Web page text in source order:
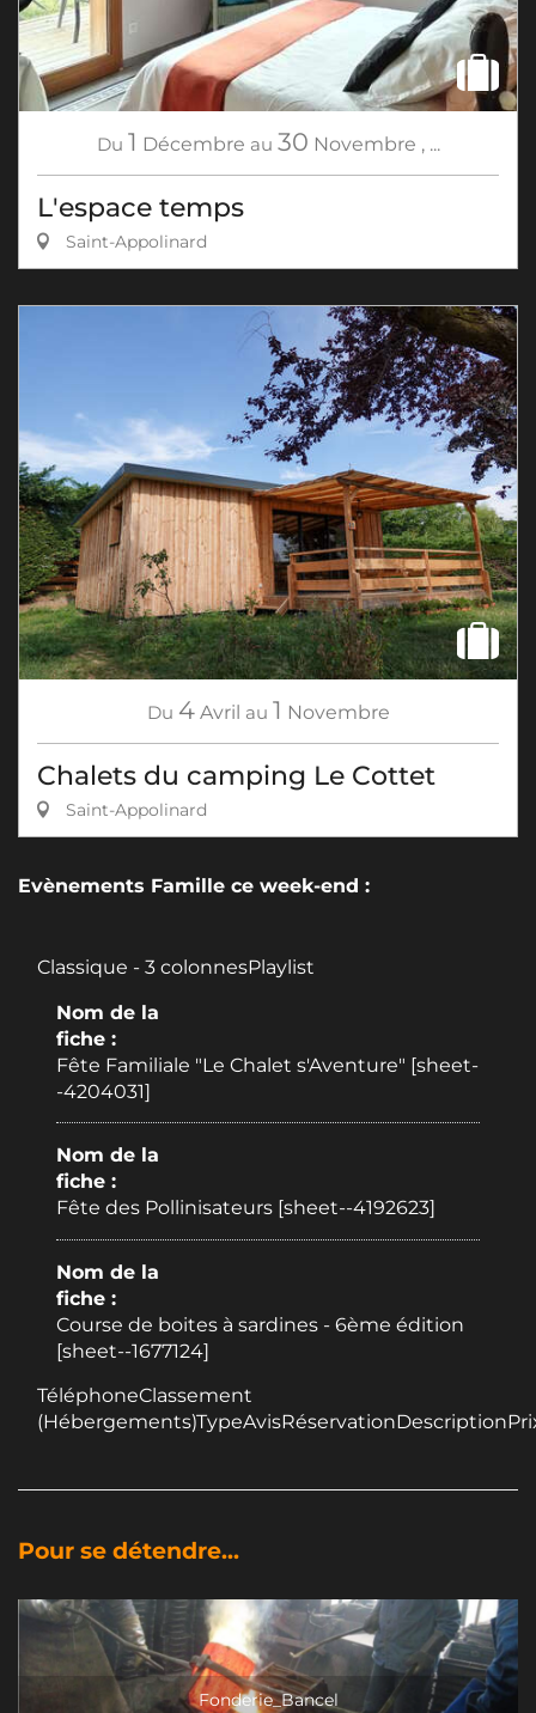
Du 1 Décembre au 30 Novembre , ...
L'espace temps
Saint-Appolinard
Du 4 Avril au 1 Novembre
Chalets du camping Le Cottet
Saint-Appolinard
Evènements Famille ce week-end :
Classique - 3 colonnesPlaylist
Nom de la
fiche :
Fête Familiale "Le Chalet s'Aventure" [sheet-
-4204031]
Nom de la
fiche :
Fête des Pollinisateurs [sheet--4192623]
Nom de la
fiche :
Course de boites à sardines - 6ème édition
[sheet--1677124]
TéléphoneClassement
Pour se détendre...
Fonderie_Bancel